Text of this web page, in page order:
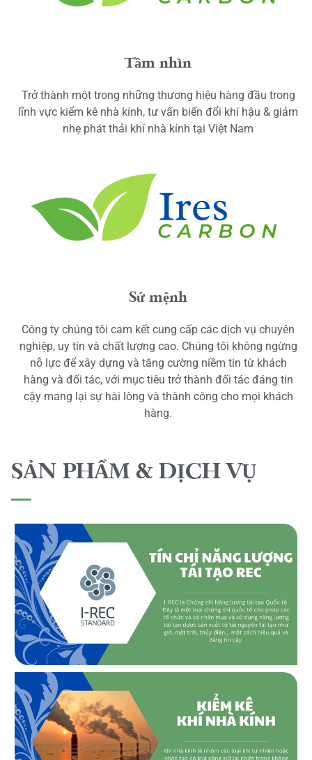
Tầm nhìn
Trở thành một trong những thương hiệu hàng đầu trong
lĩnh vực kiểm kê nhà kính, tư vấn biến đổi khí hậu & giảm
nhẹ phát thải khí nhà kính tại Việt Nam
Sứ mệnh
Công ty chúng tôi cam kết cung cấp các dịch vụ chuyên
nghiệp, uy tín và chất lượng cao. Chúng tôi không ngừng
nỗ lực để xây dựng và tăng cường niềm tin từ khách
hàng và đối tác, với mục tiêu trở thành đối tác đáng tin
cậy mang lại sự hài lòng và thành công cho mọi khách
hàng.
SẢN PHẨM & DỊCH VỤ